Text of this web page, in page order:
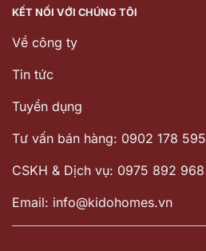
KẾT NỐI VỚI CHÚNG TÔI
Về công ty
Tin tức
Tuyển dụng
Tư vấn bán hàng: 0902 178 595
CSKH & Dịch vụ: 0975 892 968
Email: info@kidohomes.vn